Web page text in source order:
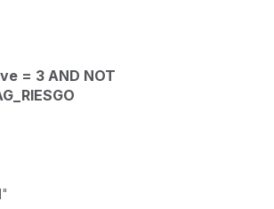
= 3 AND NOT